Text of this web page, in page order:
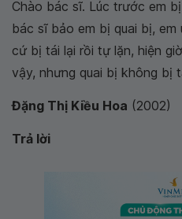
Chào bác sĩ. Lúc trước em
bác sĩ bảo em bị quai bị,
cứ bị tái lại rồi tự lặn, hiện
vậy, nhưng quai bị không bị
Đặng Thị Kiều Hoa (2002)
Trả lời